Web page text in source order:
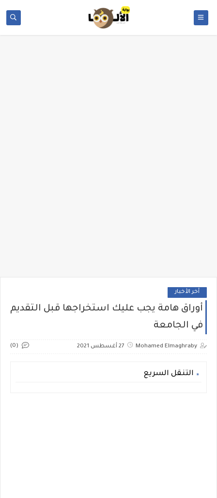
أخر الأخبار
أوراق هامة يجب عليك استخراجها قبل التقديم
في الجامعة
Mohamed Elmaghraby 27 أغسطس 2021 (0)
التنقل السريع